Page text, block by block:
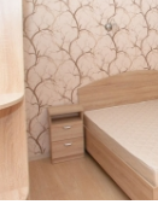
Площадь 16 м